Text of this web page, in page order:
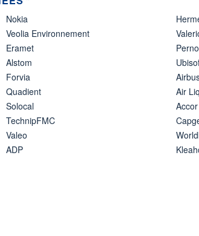
Nokia
Veolia Environnement
Eramet
Alstom
Forvia
Quadient
Solocal
TechnipFMC
Valeo
ADP
Air
Accor